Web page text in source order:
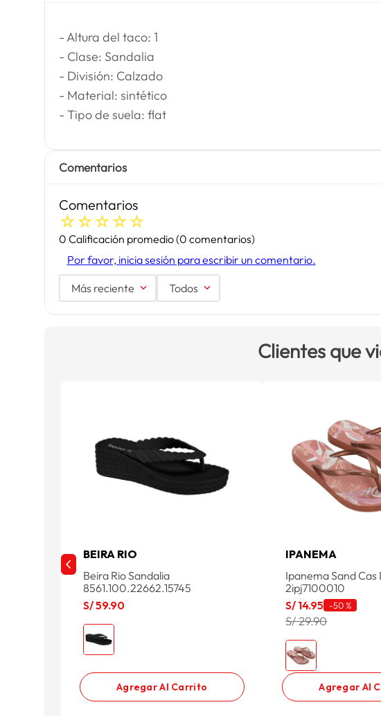
- Altura del taco: 1
- Clase: Sandalia
- División: Calzado
- Material: sintético
- Tipo de suela: flat
Comentarios
Comentarios
☆☆☆☆☆
0 Calificación promedio(0 comentarios)
Por favor, inicia sesión para escribir un comentario.
Más reciente Todos
Clientes que
BEIRA RIO
Beira Rio Sandalia
8561.100.22662.15745
S/59.90
Agregar Al Carrito
IPANEMA
Ipanema Sand Cas
2ipj7100010
S/ 14.95 -50 %
S/ 29.90
Agregar Al